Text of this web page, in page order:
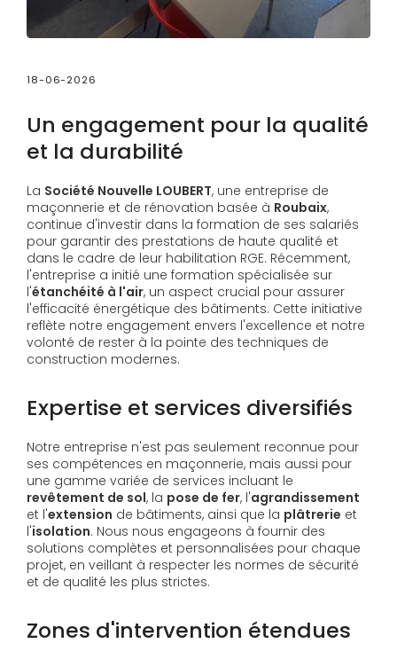
18-06-2026
Un engagement pour la qualité
et la durabilité
La Société Nouvelle LOUBERT, une entreprise de
maçonnerie et de rénovation basée à Roubaix,
continue d'investir dans la formation de ses salariés
pour garantir des prestations de haute qualité et
dans le cadre de leur habilitation RGE. Récemment,
l'entreprise a initié une formation spécialisée sur
l'étanchéité à l'air, un aspect crucial pour assurer
l'efficacité énergétique des bâtiments. Cette initiative
reflète notre engagement envers l'excellence et notre
volonté de rester à la pointe des techniques de
construction modernes.
Expertise et services diversifiés
Notre entreprise n'est pas seulement reconnue pour
ses compétences en maçonnerie, mais aussi pour
une gamme variée de services incluant le
revêtement de sol, la pose de fer, l'agrandissement
et l'extension de bâtiments, ainsi que la plâtrerie et
l'isolation. Nous nous engageons à fournir des
solutions complètes et personnalisées pour chaque
projet, en veillant à respecter les normes de sécurité
et de qualité les plus strictes.
Zones d'intervention étendues